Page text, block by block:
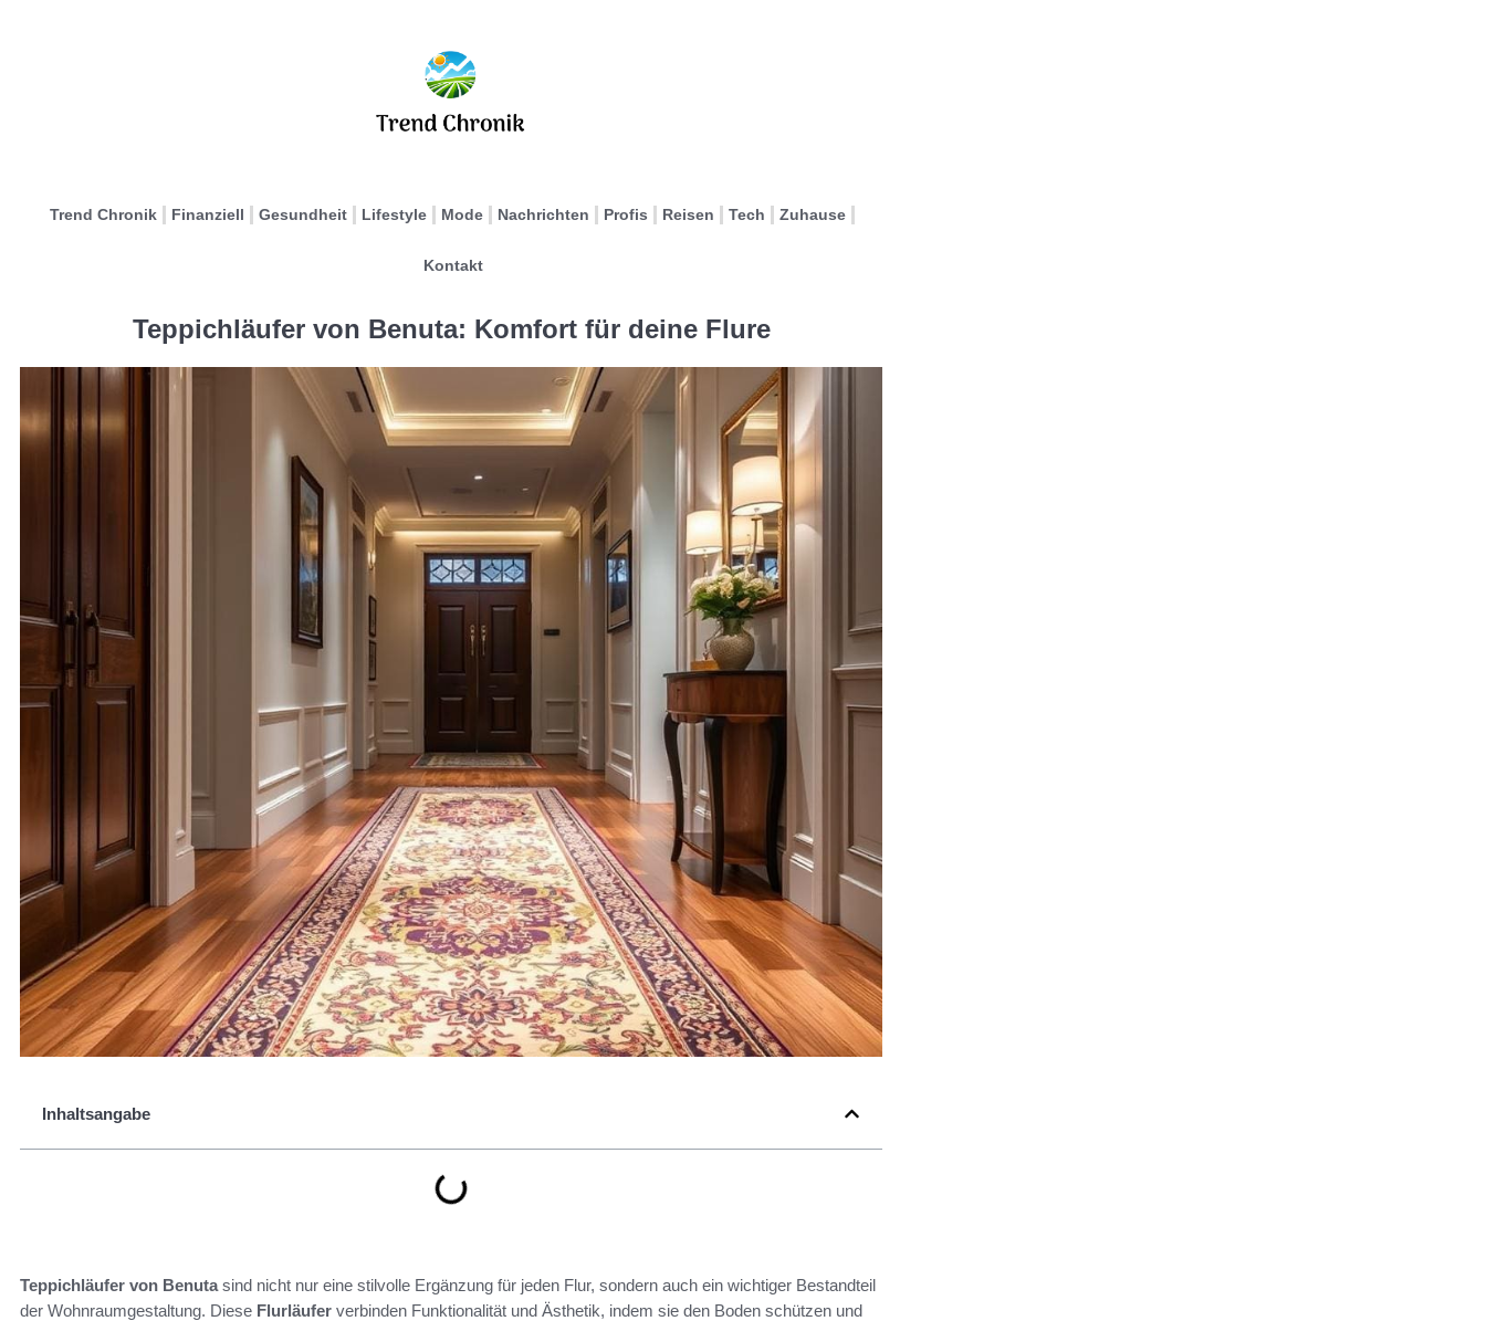
Trend Chronik Finanziell Gesundheit Lifestyle Mode Nachrichten Profis Reisen Tech Zuhause
Kontakt
Teppichläufer von Benuta: Komfort für deine Flure
Inhaltsangabe
Teppichläufer von Benutasind nicht nur eine stilvolle Ergänzung für jeden Flur, sondern auch ein wichtiger Bestandteil
der Wohnraumgestaltung. Diese Flurläufer verbinden Funktionalität und Ästhetik, indem sie den Boden schützen und